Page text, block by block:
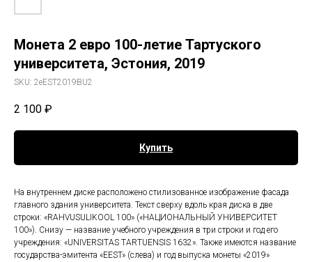
Монета 2 евро 100-летие Тартуского
университета, Эстония, 2019
SKU: 2eEST2019BU2
2 100 ₽
Купить
На внутреннем диске расположено стилизованное изображение фасада
главного здания университета. Текст сверху вдоль края диска в две
строки: «RAHVUSULIKOOL 100» («НАЦИОНАЛЬНЫЙ УНИВЕРСИТЕТ
100»). Снизу — название учебного учреждения в три строки и год его
учреждения: «UNIVERSITAS TARTUENSIS 1632». Также имеются название
государства-эмитента «EEST» (слева) и год выпуска монеты «2019»